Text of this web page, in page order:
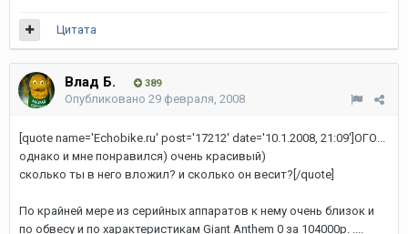
Цитата
Влад Б. 389
Опубликовано 29 февраля, 2008
[quote name='Echobike.ru' post='17212' date='10.1.2008, 21:09']ОГО...
однако и мне понравился) очень красивый)
сколько ты в него вложил? и сколько он весит?[/quote]
По крайней мере из серийных аппаратов к нему очень близок и
по обвесу и по характеристикам Giant Anthem 0 за 104000р. ....